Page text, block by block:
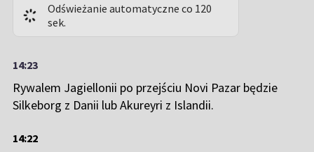
Odświeżanie automatyczne co 120
sek.
14:23
Rywalem Jagiellonii po przejściu Novi Pazar będzie
Silkeborg z Danii lub Akureyri z Islandii.
14:22